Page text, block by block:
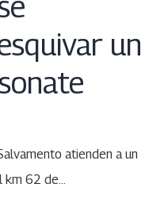
un
atienden a un
62 de…